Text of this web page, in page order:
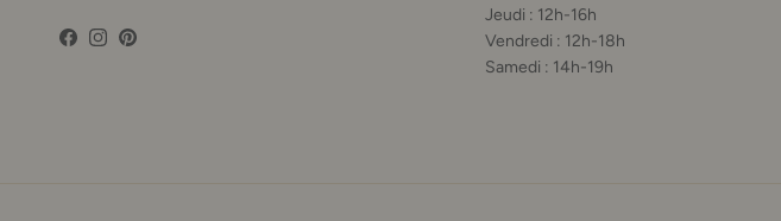
Facebook
Instagram
Pinterest
Jeudi : 12h-16h
Vendredi : 12h-18h
Samedi : 14h-19h